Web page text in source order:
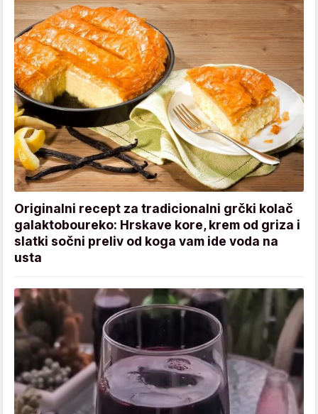
Originalni recept za tradicionalni grčki kolač
galaktoboureko: Hrskave kore, krem od griza i
slatki sočni preliv od koga vam ide voda na
usta